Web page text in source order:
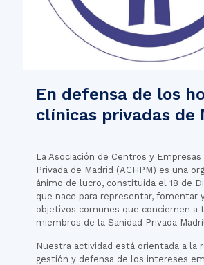
En defensa de los
clínicas privadas de
La Asociación de Centros y
Privada de Madrid (ACHPM) es una
ánimo de lucro, constituida el 18 de
que nace para representar, fomentar
objetivos comunes que conciernen a
miembros de la Sanidad Privada
Nuestra actividad está orientada a la
gestión y defensa de los intereses